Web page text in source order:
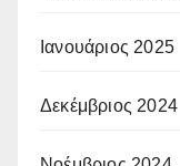
Ιανουάριος 2025
Δεκέμβριος 2024